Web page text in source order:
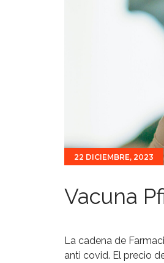
22 DICIEMBRE, 2023
Vacuna
La cadena de
anti covid. El precio